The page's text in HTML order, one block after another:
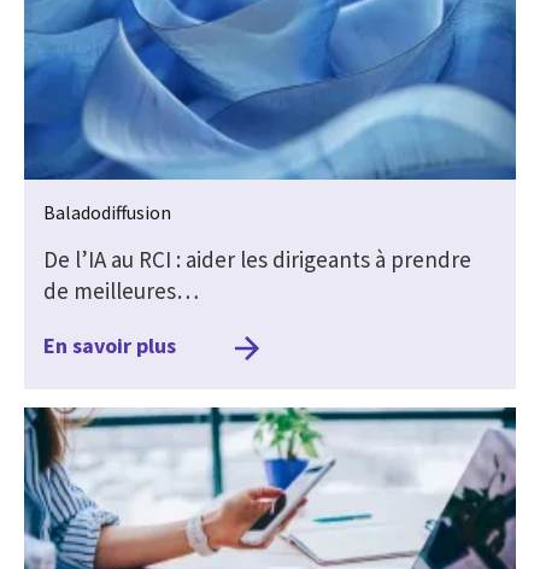
Baladodiffusion
De l’IA au RCI : aider les dirigeants à prendre
de meilleures…
En savoir plus